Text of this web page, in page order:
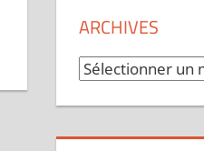
ARCHIVES
Archives